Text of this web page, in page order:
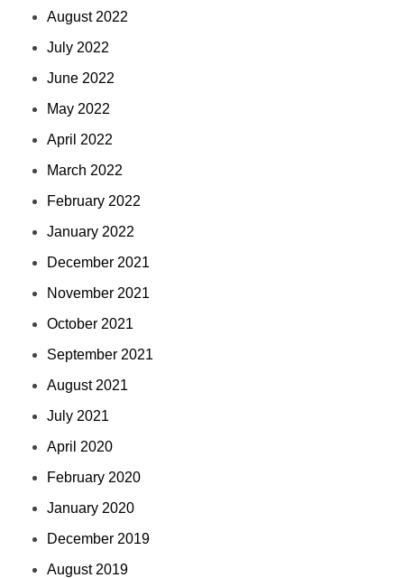
August 2022
July 2022
June 2022
May 2022
April 2022
March 2022
February 2022
January 2022
December 2021
November 2021
October 2021
September 2021
August 2021
July 2021
April 2020
February 2020
January 2020
December 2019
August 2019